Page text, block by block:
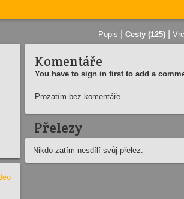
Popis Cesty (125)
Komentáře
You have to sign in first to add a
Prozatím bez komentáře.
Přelezy
Nikdo zatím nesdílí svůj přelez.